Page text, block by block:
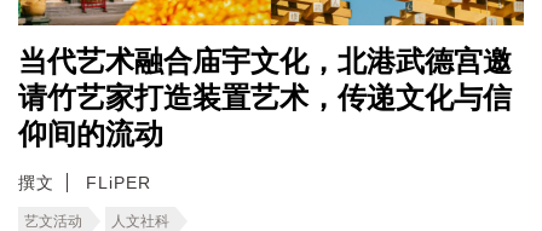
当代艺术融合庙宇文化，北港武德宫邀
请竹艺家打造装置艺术，传递文化与信
仰间的流动
撰文 FLiPER
艺文活动 人文社科